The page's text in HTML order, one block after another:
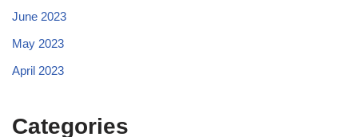
June 2023
May 2023
April 2023
Categories